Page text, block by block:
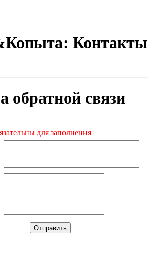
Контакты
обратной связи
для заполнения